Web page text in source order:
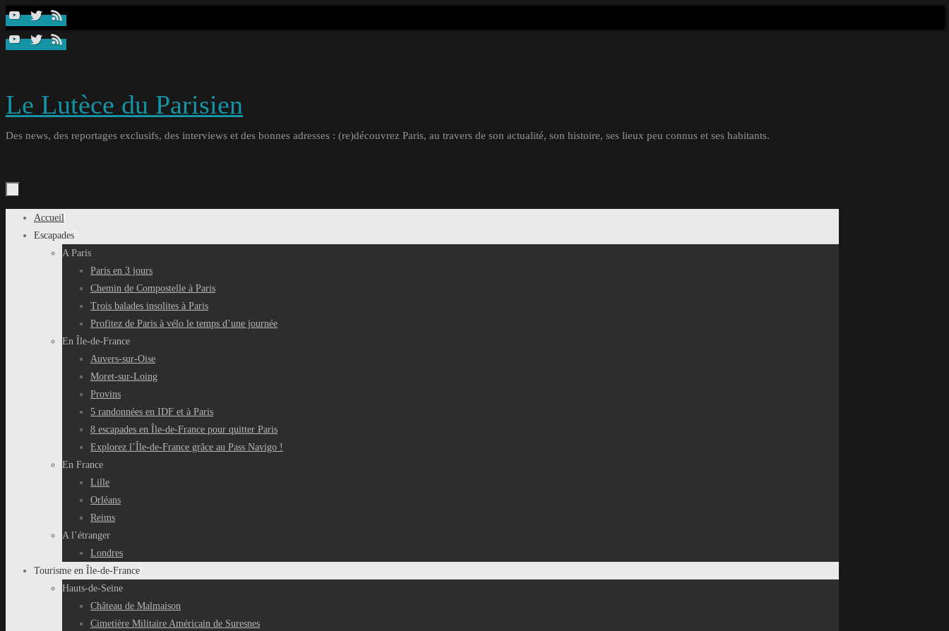
Passer
contenu
Le Lutèce du Parisien
Des news, des reportages exclusifs, des interviews et des bonnes adresses : (re)découvrez Paris, au travers de son actualité, son histoire, ses lieux peu connus et ses habitants.
Passer
Accueil
Escapades
A Paris
Paris en 3 jours
Chemin de Compostelle à Paris
Trois balades insolites à Paris
Profitez de Paris à vélo le temps d’une journée
En Île-de-France
Auvers-sur-Oise
Moret-sur-Loing
Provins
5 randonnées en IDF et à Paris
8 escapades en Île-de-France pour quitter Paris
Explorez l’Île-de-France grâce au Pass Navigo !
En France
Lille
Orléans
Reims
A l’étranger
Londres
Tourisme en Île-de-France
Hauts-de-Seine
Château de Malmaison
Cimetière Militaire Américain de Suresnes